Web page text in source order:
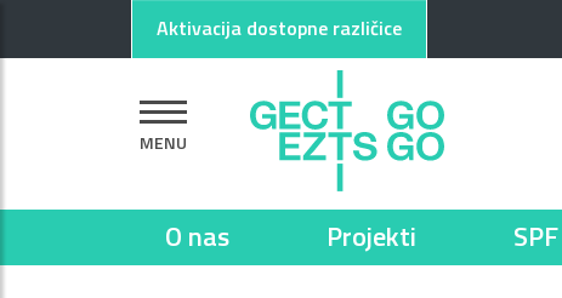
Aktivacija dostopne različice
MENU
O nas Projekti SPF